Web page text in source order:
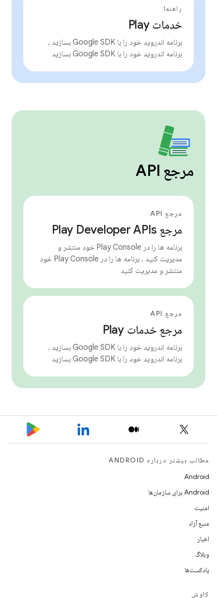
راهنما
خدمات Play
برنامه اندروید خود را با Google SDK بسازید ،
برنامه اندروید خود را با Google SDK بسازید
مرجع API
مرجع API
مرجع Play Developer APIs
برنامه ها را در Play Console خود منتشر و
مدیریت کنید ، برنامه ها را در Play Console خود
منتشر و مدیریت کنید
مرجع API
مرجع خدمات Play
برنامه اندروید خود را با Google SDK بسازید ،
برنامه اندروید خود را با Google SDK بسازید
مطالب بیشتر درباره ANDROID
Android
Android برای سازمان‌ها
امنیت
منبع آزاد
اخبار
وبلاگ
پادکست‌ها
کاوش